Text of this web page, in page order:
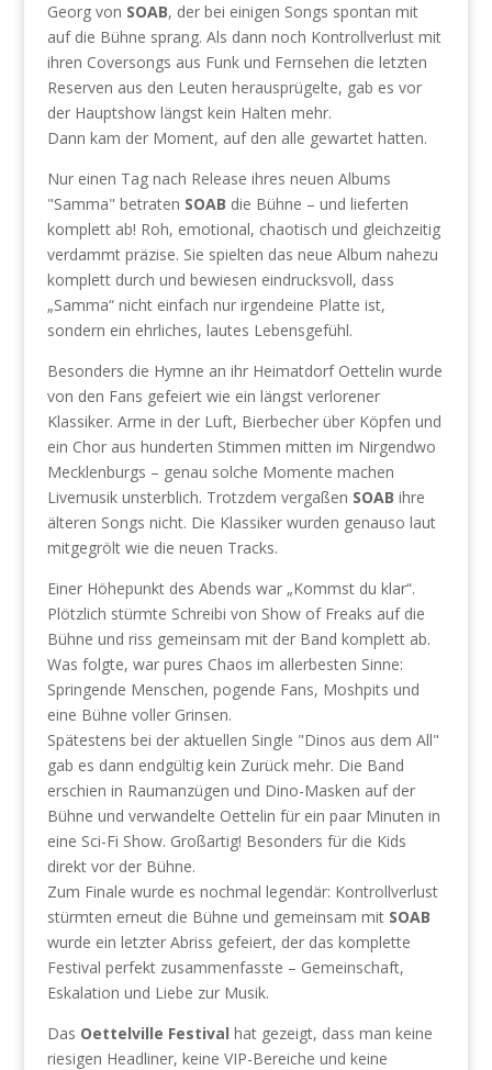
Georg von SOAB, der bei einigen Songs spontan mit
auf die Bühne sprang. Als dann noch Kontrollverlust mit
ihren Coversongs aus Funk und Fernsehen die letzten
Reserven aus den Leuten herausprügelte, gab es vor
der Hauptshow längst kein Halten mehr.
Dann kam der Moment, auf den alle gewartet hatten.
Nur einen Tag nach Release ihres neuen Albums
"Samma" betraten SOAB die Bühne – und lieferten
komplett ab! Roh, emotional, chaotisch und gleichzeitig
verdammt präzise. Sie spielten das neue Album nahezu
komplett durch und bewiesen eindrucksvoll, dass
„Samma“ nicht einfach nur irgendeine Platte ist,
sondern ein ehrliches, lautes Lebensgefühl.
Besonders die Hymne an ihr Heimatdorf Oettelin wurde
von den Fans gefeiert wie ein längst verlorener
Klassiker. Arme in der Luft, Bierbecher über Köpfen und
ein Chor aus hunderten Stimmen mitten im Nirgendwo
Mecklenburgs – genau solche Momente machen
Livemusik unsterblich. Trotzdem vergaßen SOAB ihre
älteren Songs nicht. Die Klassiker wurden genauso laut
mitgegrölt wie die neuen Tracks.
Einer Höhepunkt des Abends war „Kommst du klar“.
Plötzlich stürmte Schreibi von Show of Freaks auf die
Bühne und riss gemeinsam mit der Band komplett ab.
Was folgte, war pures Chaos im allerbesten Sinne:
Springende Menschen, pogende Fans, Moshpits und
eine Bühne voller Grinsen.
Spätestens bei der aktuellen Single "Dinos aus dem All"
gab es dann endgültig kein Zurück mehr. Die Band
erschien in Raumanzügen und Dino-Masken auf der
Bühne und verwandelte Oettelin für ein paar Minuten in
eine Sci-Fi Show. Großartig! Besonders für die Kids
direkt vor der Bühne.
Zum Finale wurde es nochmal legendär: Kontrollverlust
stürmten erneut die Bühne und gemeinsam mit SOAB
wurde ein letzter Abriss gefeiert, der das komplette
Festival perfekt zusammenfasste – Gemeinschaft,
Eskalation und Liebe zur Musik.
Das Oettelville Festival hat gezeigt, dass man keine
riesigen Headliner, keine VIP-Bereiche und keine